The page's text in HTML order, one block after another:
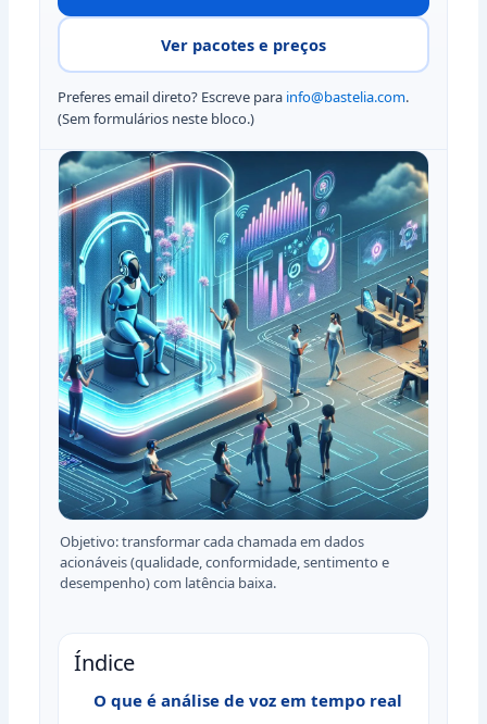
Ver pacotes e preços
Preferes email direto? Escreve para info@bastelia.com.
(Sem formulários neste bloco.)
Objetivo: transformar cada chamada em dados
acionáveis (qualidade, conformidade, sentimento e
desempenho) com latência baixa.
Índice
O que é análise de voz em tempo real